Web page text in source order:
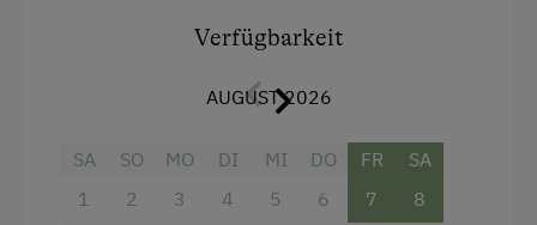
Nordic Walking
Rodelbahn in der Nähe
Skifahren
Aussicht auf eine Berglandschaft
Balkon/Terrasse
Verfügbarkeit
AUGUST 2026
SA
1
SO
2
MO
3
DI
4
MI
5
DO
6
FR
7
SA
8